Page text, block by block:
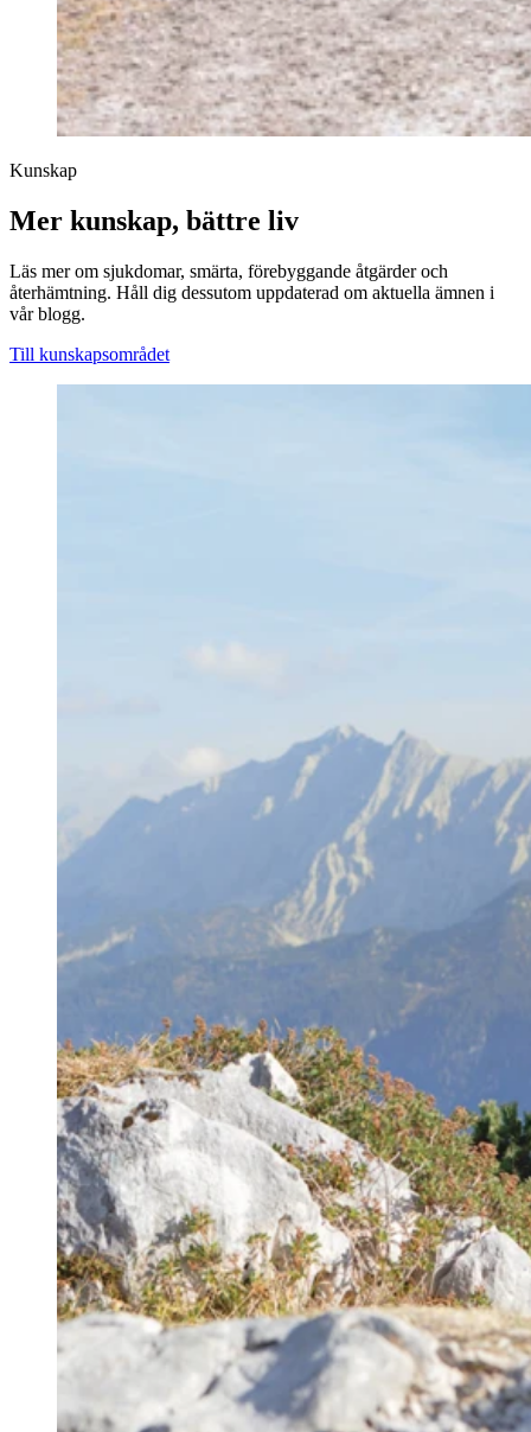
Kunskap
Mer kunskap, bättre liv
Läs mer om sjukdomar, smärta, förebyggande åtgärder och
återhämtning. Håll dig dessutom uppdaterad om aktuella ämnen i
vår blogg.
Till kunskapsområdet